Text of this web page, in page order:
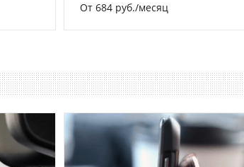
От 684 руб./месяц